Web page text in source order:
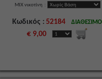
MIX νικοτίνη :
Κωδικός : 52184 ΔΙΑΘΕΣΙΜΟ
€ 9,00